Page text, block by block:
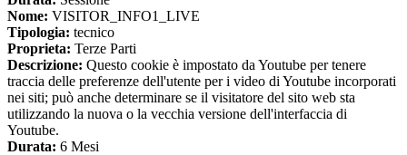
Nome: VISITOR_INFO1_LIVE
Tipologia: tecnico
Proprieta: Terze Parti
Descrizione: Questo cookie è impostato da Youtube per tenere
traccia delle preferenze dell'utente per i video di Youtube incorporati
nei siti; può anche determinare se il visitatore del sito web sta
utilizzando la nuova o la vecchia versione dell'interfaccia di
Youtube.
Durata: 6 Mesi